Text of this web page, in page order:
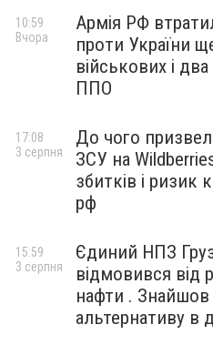
Армія РФ
проти України
військових і
ППО
10:59
Вчора
До чого
ЗСУ на
збитків і ризик
рф
17:08
3 серпня
Єдиний НПЗ
відмовився від
нафти . Знайшов
альтернативу в
15:59
3 серпня